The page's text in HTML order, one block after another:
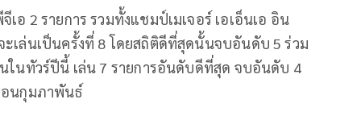
2 รายการ รวมทั้งแชมป์เมเจอร์ เอเอ็นเอ อิน
เล่นเป็นครั้งที่ 8 โดยสถิติดีที่สุดนั้นจบอันดับ 5 ร่วม
นทัวร์ปีนี้ เล่น 7 รายการอันดับดีที่สุด จบอันดับ 4
อนกุมภาพันธ์